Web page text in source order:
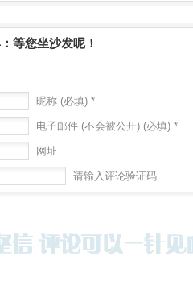
等您坐沙发呢！
昵称 (必填) *
电子邮件 (不会被公开) (必填) *
网址
请输入评论验证码